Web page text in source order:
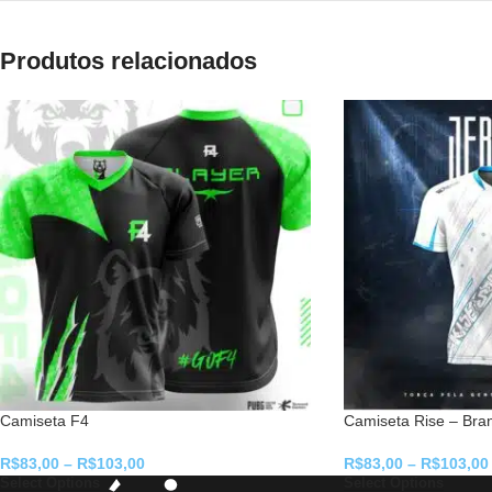
Produtos relacionados
Camiseta F4
R$83,00 – R$103,00
Camiseta Rise –
R$83,00 – R$103,00